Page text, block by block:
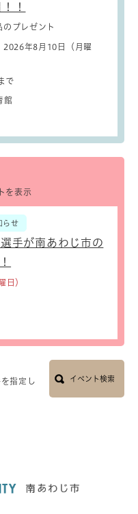
！
プレゼント
2026年8月10日（月曜
で
館
を表示
らせ
手が南あわじ市の
日）
指定し
イベント検索